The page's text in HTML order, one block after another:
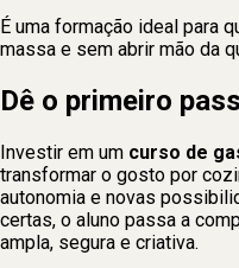
É uma formação ideal para
massa e sem abrir mão da
Dê o primeiro
Investir em um curso de
transformar o gosto por
autonomia e novas
certas, o aluno passa a
ampla, segura e criativa.